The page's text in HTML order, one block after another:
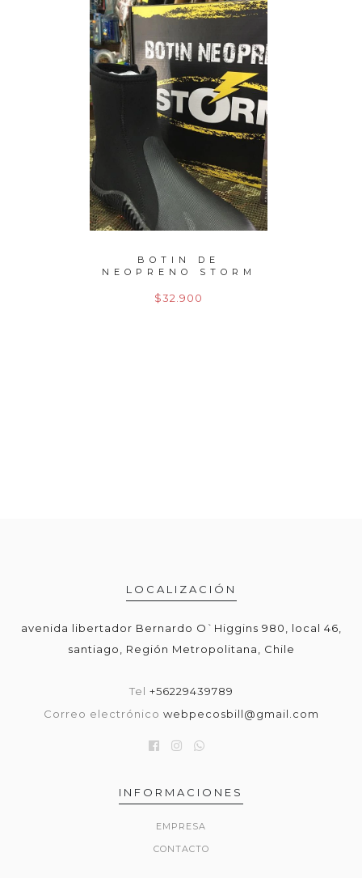
BOTIN DE
NEOPRENO STORM
$32.900
LOCALIZACIÓN
avenida libertador Bernardo O`Higgins 980, local 46,
santiago, Región Metropolitana, Chile
Tel +56229439789
Correo electrónico webpecosbill@gmail.com
INFORMACIONES
EMPRESA
CONTACTO